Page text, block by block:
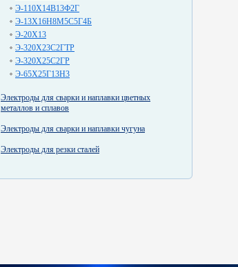
Э-110Х14В13Ф2Г
Э-13Х16Н8М5С5Г4Б
Э-20Х13
Э-320Х23С2ГТР
Э-320Х25С2ГР
Э-65Х25Г13Н3
Электроды для сварки и наплавки цветных
металлов и сплавов
Электроды для сварки и наплавки чугуна
Электроды для резки сталей